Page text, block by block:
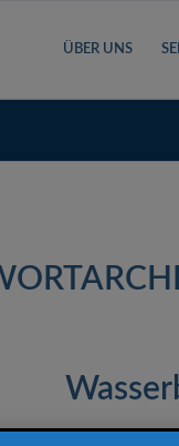
ÜBER UNS
1.